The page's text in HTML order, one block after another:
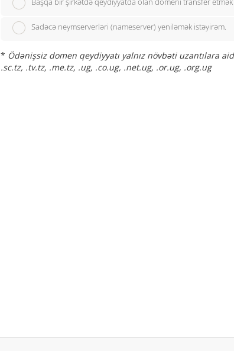
Sadəcə neymserverləri (nameserver) yeniləmək istəyirəm.
* Ödənişsiz domen qeydiyyatı yalnız növbəti uzantılara
.sc.tz, .tv.tz, .me.tz, .ug, .co.ug, .net.ug, .or.ug, .org.ug